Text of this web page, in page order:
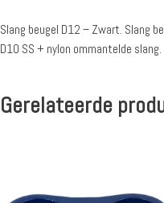
Slang beugel D12 – Zwart. Slang
D10 SS + nylon ommantelde slang.
Gerelateerde